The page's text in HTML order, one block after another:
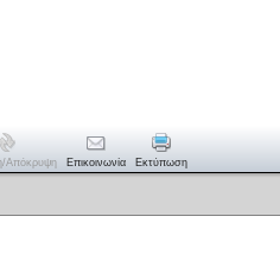
απόκρυψη Επικοινωνία Εκτύπωση